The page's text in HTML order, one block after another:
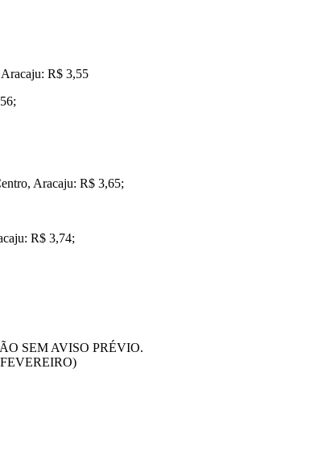
R$ 3,55
Aracaju: R$ 3,65;
R$ 3,74;
SEM AVISO PRÉVIO.